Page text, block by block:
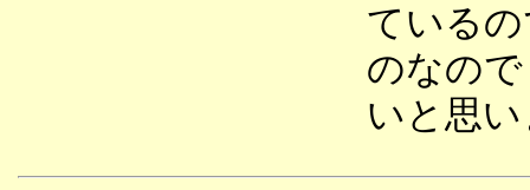
ている
のなの
いと思